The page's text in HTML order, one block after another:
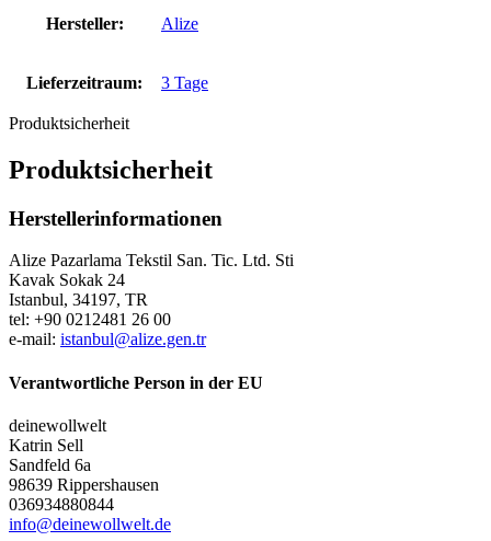
Hersteller: Alize
Lieferzeitraum: 3 Tage
Produktsicherheit
Produktsicherheit
Herstellerinformationen
Alize Pazarlama Tekstil San. Tic. Ltd. Sti
Kavak Sokak 24
Istanbul, 34197, TR
tel: +90 0212481 26 00
e-mail: istanbul@alize.gen.tr
Verantwortliche Person in der EU
deinewollwelt
Katrin Sell
Sandfeld 6a
98639 Rippershausen
036934880844
info@deinewollwelt.de